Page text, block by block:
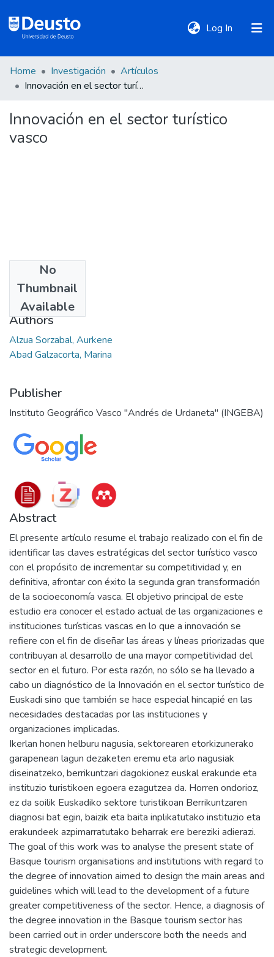
Log In (current)
DeustoTeka
Communities
&
Policies
Home Investigación
Artículos
Innovación en el sector turístico vasco
Innovación en el sector turístico
vasco
No
Thumbnail
Available
2006
Authors
Alzua Sorzabal, Aurkene
Abad Galzacorta, Marina
Publisher
Instituto Geográfico Vasco "Andrés de Urdaneta" (INGEBA)
Abstract
El presente artículo resume el trabajo realizado con el fin de
identificar las claves estratégicas del sector turístico vasco
con el propósito de incrementar su competitividad y, en
definitiva, afrontar con éxito la segunda gran transformación
de la socioeconomía vasca. El objetivo principal de este
estudio era conocer el estado actual de las organizaciones e
instituciones turísticas vascas en lo que a innovación se
refiere con el fin de diseñar las áreas y líneas priorizadas que
contribuyan al desarrollo de una mayor competitividad del
sector en el futuro. Por esta razón, no sólo se ha llevado a
cabo un diagnóstico de la Innovación en el sector turístico de
Euskadi sino que también se hace especial hincapié en las
necesidades destacadas por las instituciones y
organizaciones implicadas.
Ikerlan honen helburu nagusia, sektorearen etorkizunerako
garapenean lagun dezaketen eremu eta arlo nagusiak
diseinatzeko, berrikuntzari dagokionez euskal erakunde eta
instituzio turistikoen egoera ezagutzea da. Horren ondorioz,
ez da soilik Euskadiko sektore turistikoan Berrikuntzaren
diagnosi bat egin, baizik eta baita inplikatutako instituzio eta
erakundeek azpimarratutako beharrak ere bereziki adierazi.
The goal of this work was to analyse the present state of
Basque tourism organisations and institutions with regard to
the degree of innovation aimed to design the main areas and
guidelines which will lead to the development of a future
greater competitiveness of the sector. Hence, a diagnosis of
the degree innovation in the Basque tourism sector has
been carried out in order underscore both the needs and
strategic development.